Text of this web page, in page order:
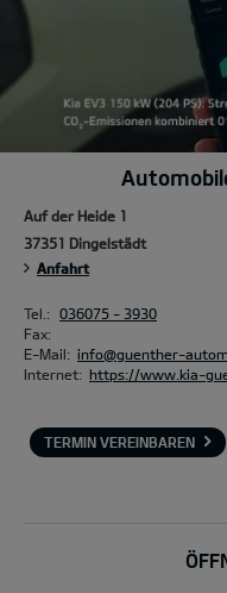
Auf der Heide 1
37351 Dingelstädt
Anfahrt
Tel.: 036075 - 3930
Fax:
E-Mail: info@guenther-
Internet: https://www.kia-
TERMIN VEREINBAREN